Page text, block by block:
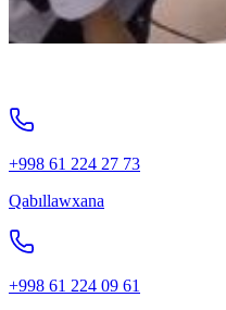
+998 61 224 27 73
Qabıllawxana
+998 61 224 09 61